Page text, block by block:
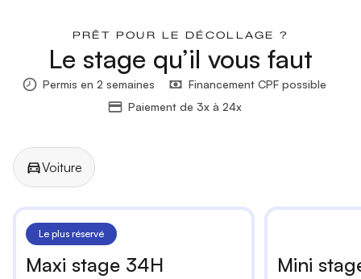
PRÊT POUR LE DÉCOLLAGE ?
Le stage qu’il vous faut
Permis en 2 semaines
Financement CPF possible
Paiement de 3x à 24x
Voiture
Le plus réservé
Maxi stage 34H Mini